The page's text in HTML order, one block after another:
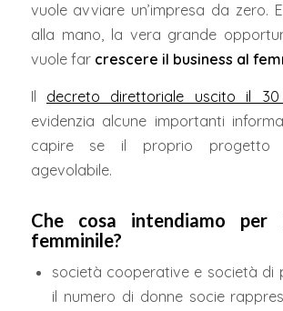
vuole avviare un’impresa da zero.
alla mano, la vera grande
vuole far crescere il business al
Il decreto direttoriale uscito il
evidenzia alcune importanti
capire se il proprio progetto
agevolabile.
Che cosa intendiamo per
femminile?
società cooperative e società di
il numero di donne socie